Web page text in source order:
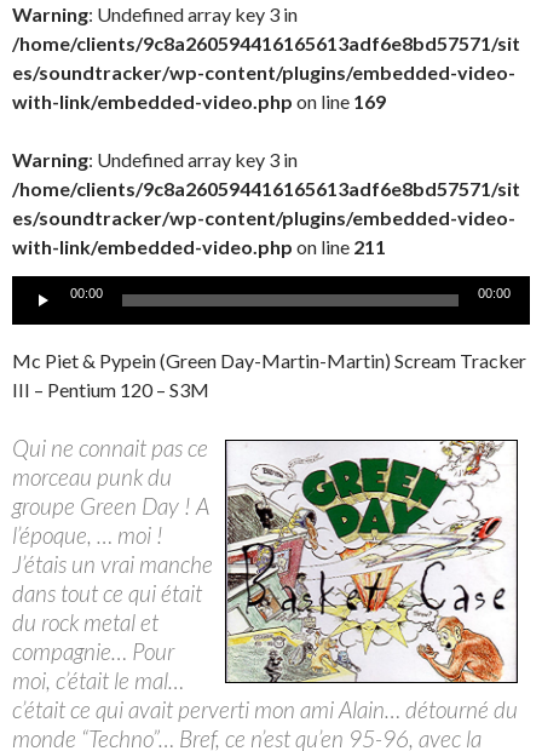
Warning: Undefined array key 3 in
/home/clients/9c8a260594416165613adf6e8bd57571/sit
es/soundtracker/wp-content/plugins/embedded-video-
with-link/embedded-video.php on line 169
Warning: Undefined array key 3 in
/home/clients/9c8a260594416165613adf6e8bd57571/sit
es/soundtracker/wp-content/plugins/embedded-video-
with-link/embedded-video.php on line 211
Lecteur00:00 00:00
Mc Piet & Pypein (Green Day-Martin-Martin) Scream Tracker
III – Pentium 120 – S3M
Qui ne connait pas ce
morceau punk du
groupe Green Day ! A
l’époque, … moi !
J’étais un vrai manche
dans tout ce qui était
du rock metal et
compagnie… Pour
moi, c’était le mal…
c’était ce qui avait perverti mon ami Alain… détourné du
monde “Techno”… Bref, ce n’est qu’en 95-96, avec la